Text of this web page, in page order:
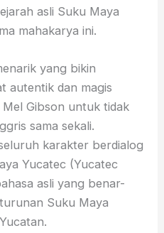
asli Suku Maya
mahakarya ini.
yang bikin
autentik dan magis
Gibson untuk tidak
sama sekali.
karakter berdialog
Yucatec (Yucatec
asli yang benar-
Suku Maya